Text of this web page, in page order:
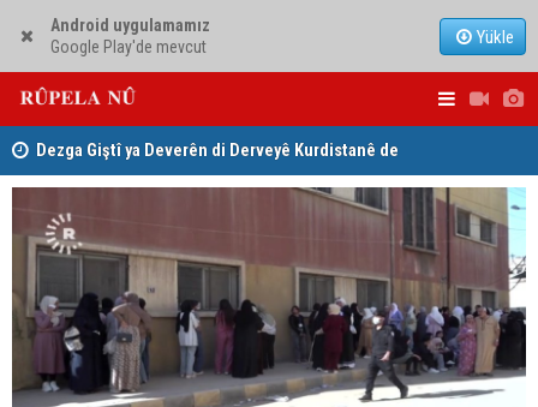
Android uygulamamız
Google Play'de mevcut
Yükle
Dezga Giştî ya Deverên di Derveyê Kurdistanê de
gotinên parêzgere Kerkûkê Muhammed Saman red kir